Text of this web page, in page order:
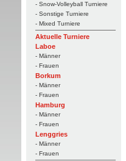
- Snow-Volleyball Turniere
- Sonstige Turniere
- Mixed Turniere
Aktuelle Turniere
Laboe
- Männer
- Frauen
Borkum
- Männer
- Frauen
Hamburg
- Männer
- Frauen
Lenggries
- Männer
- Frauen